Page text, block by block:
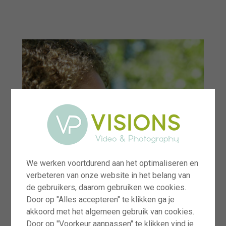
We werken voortdurend aan het optimaliseren en
verbeteren van onze website in het belang van
de gebruikers, daarom gebruiken we cookies.
Door op "Alles accepteren" te klikken ga je
akkoord met het algemeen gebruik van cookies.
Door op "Voorkeur aanpassen" te klikken vind je